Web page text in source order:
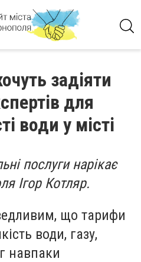
задіяти
для
води у місті
послуги нарікає
Ігор Котляр.
що тарифи
води, газу,
навпаки